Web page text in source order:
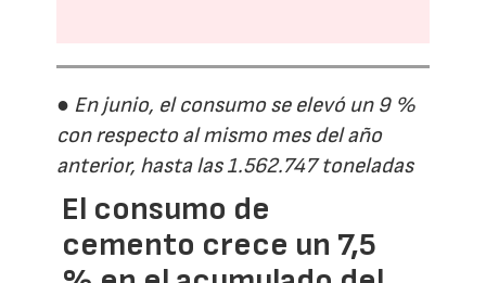
● En junio, el consumo se elevó un 9 %
con respecto al mismo mes del año
anterior, hasta las 1.562.747 toneladas
El consumo de
cemento crece un 7,5